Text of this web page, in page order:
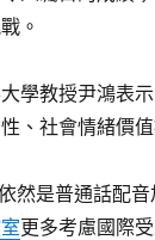
。
學教授尹鴻表
、社會情緒價
然是普通話配
更多考慮國際